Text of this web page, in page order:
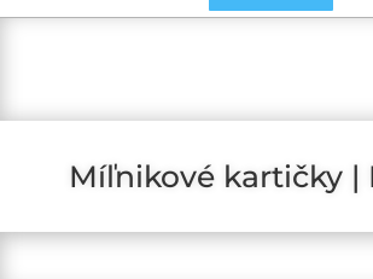
Míľnikové kartičky |